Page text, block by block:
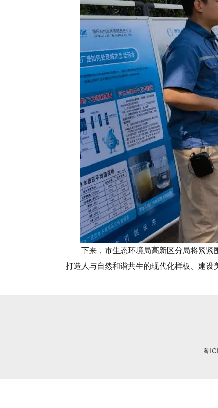
下来，市生态环境局高新区分局将紧紧围
打造人与自然和谐共生的现代化样板、建设
粤